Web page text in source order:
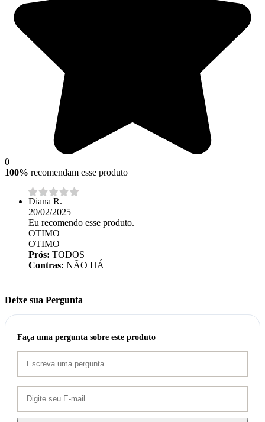
0
100% recomendam esse produto
Diana R.
20/02/2025
Eu recomendo esse produto.
OTIMO
OTIMO
Prós: TODOS
Contras: NÃO HÁ
Deixe sua Pergunta
Faça uma pergunta sobre este produto